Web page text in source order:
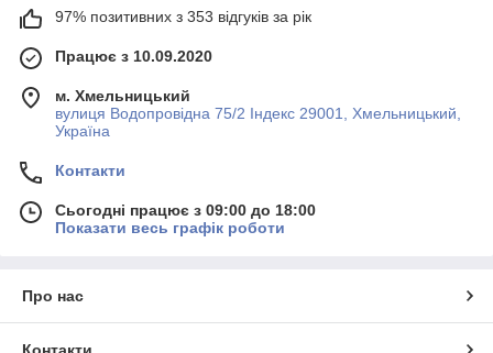
97% позитивних з 353 відгуків за рік
Працює з 10.09.2020
м. Хмельницький
вулиця Водопровідна 75/2 Індекс 29001, Хмельницький,
Україна
Контакти
Сьогодні працює з 09:00 до 18:00
Показати весь графік роботи
Про нас